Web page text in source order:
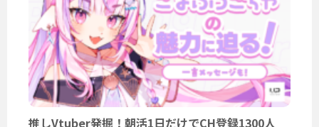
推しVtuber発掘！朝活1日だけでCH登録1300人